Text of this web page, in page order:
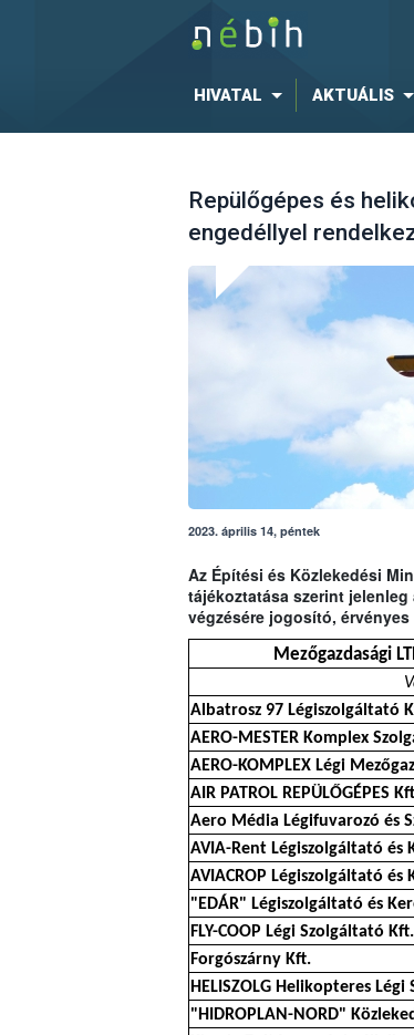
HIVATAL AKTUÁLIS
Repülőgépes és
engedéllyel
2023. április 14, péntek
Az Építési és Közlekedési
tájékoztatása szerint
végzésére jogosító,
Mezőgazdasági
Albatrosz 97 Légiszolgáltató
AERO-MESTER Komplex
AERO-KOMPLEX Légi
AIR PATROL REPÜLŐGÉPES
Aero Média Légifuvarozó és
AVIA-Rent Légiszolgáltató és
AVIACROP Légiszolgáltató és
"EDÁR" Légiszolgáltató és
FLY-COOP Légi Szolgáltató Kft.
Forgószárny Kft.
HELISZOLG Helikopteres
"HIDROPLAN-NORD"